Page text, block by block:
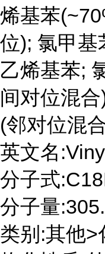
烯基苯
位); 氯甲基
乙烯基苯;
间对位混
(邻对位混
英文名
分子式
分子量
类别:其他>